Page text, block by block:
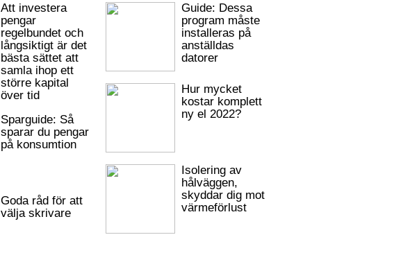
Att investera
pengar
regelbundet och
långsiktigt är det
bästa sättet att
samla ihop ett
större kapital
över tid
Sparguide: Så
sparar du pengar
på konsumtion
Goda råd för att
välja skrivare
Guide: Dessa
program måste
installeras på
anställdas
datorer
Hur mycket
kostar komplett
ny el 2022?
Isolering av
hålväggen,
skyddar dig mot
värmeförlust